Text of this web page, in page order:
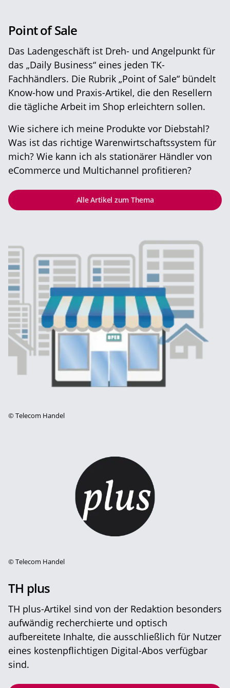
©Telecom Handel
Point of Sale
Das Ladengeschäft ist Dreh- und Angelpunkt für
das „Daily Business“ eines jeden TK-
Fachhändlers. Die Rubrik „Point of Sale“ bündelt
Know-how und Praxis-Artikel, die den Resellern
die tägliche Arbeit im Shop erleichtern sollen.
Wie sichere ich meine Produkte vor Diebstahl?
Was ist das richtige Warenwirtschaftssystem für
mich? Wie kann ich als stationärer Händler von
eCommerce und Multichannel profitieren?
Alle Artikel zum Thema
©Telecom Handel
TH plus
TH plus-Artikel sind von der Redaktion besonders
aufwändig recherchierte und optisch
aufbereitete Inhalte, die ausschließlich für Nutzer
eines kostenpflichtigen Digital-Abos verfügbar
sind.